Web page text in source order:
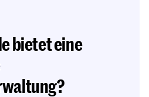
bietet eine